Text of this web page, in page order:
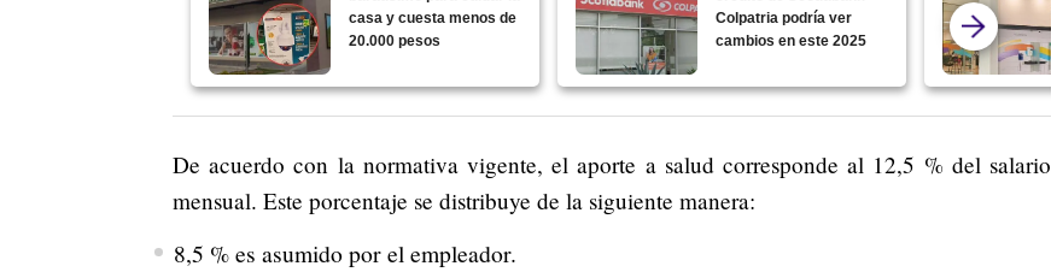
casa y cuesta menos de
20.000 pesos
Colpatria podría ver
cambios en este 2025
De acuerdo con la normativa vigente, el aporte a salud corresponde al 12,5 % del salario
mensual. Este porcentaje se distribuye de la siguiente manera:
8,5 % es asumido por el empleador.